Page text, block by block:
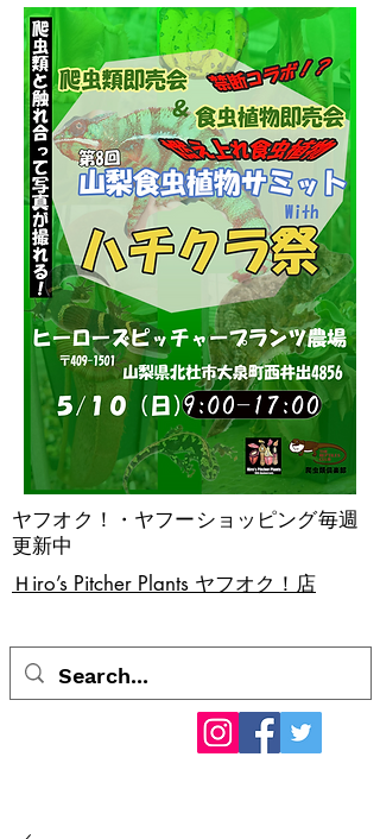
​Ｈiro’s Pitcher Plants ヤフオク！店
ヤフオク！・ヤフーショッピング毎週
更新中